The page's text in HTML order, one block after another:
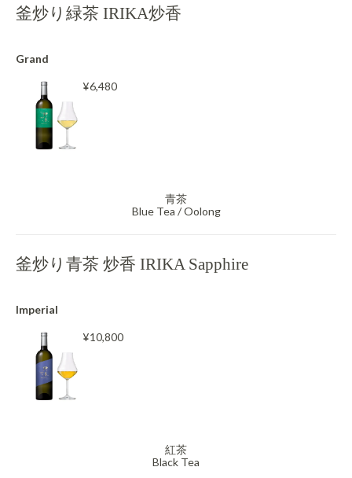
釜炒り緑茶 IRIKA炒香
Grand
¥6,480
青茶
Blue Tea / Oolong
釜炒り青茶 炒香 IRIKA Sapphire
Imperial
¥10,800
紅茶
Black Tea